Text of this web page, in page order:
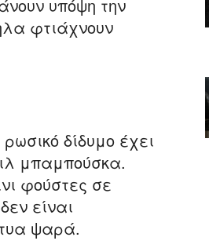
υπόψη την
φτιάχνουν
δίδυμο έχει
μπαμπούσκα.
φούστες σε
είναι
ψαρά.